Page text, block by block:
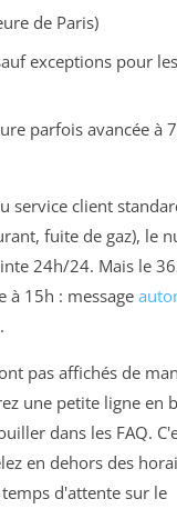
de Paris)
exceptions pour les
parfois avancée à
service client
fuite de gaz), le
24h/24. Mais le
à 15h : message
pas affichés de
une petite ligne en
dans les FAQ.
en dehors des
d'attente sur le